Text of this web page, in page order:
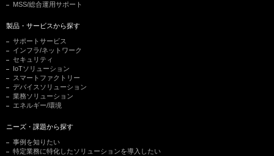
MSS/総合運用サポート
製品・サービスから探す
サポートサービス
インフラ/ネットワーク
セキュリティ
IoTソリューション
スマートファクトリー
デバイスソリューション
業務ソリューション
エネルギー/環境
ニーズ・課題から探す
事例を知りたい
特定業務に特化したソリューションを導入したい